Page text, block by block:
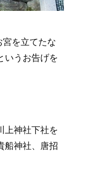
を立てたな
いうお告げを
上神社下社を
船神社、唐招